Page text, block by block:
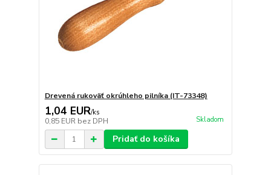
Drevená rukoväť okrúhleho pilníka (IT-73348)
1,04 EUR/ks
0,85 EUR bez DPH Skladom
Pridať do košíka